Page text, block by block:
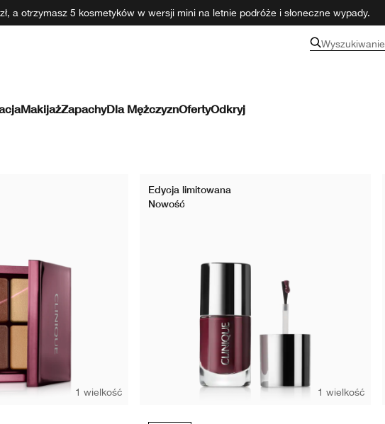
a otrzymasz 5 kosmetyków w wersji mini na letnie podróże i słoneczne wypady.
Wyszukiwanie
MakijażZapachyDla MężczyznOfertyOdkryj
1 wielkość
Edycja limitowana
Nowość
1 wielkość